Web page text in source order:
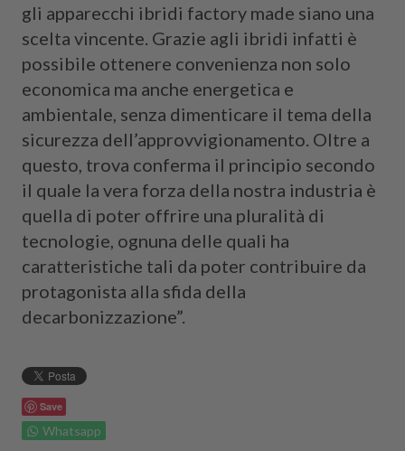
gli apparecchi ibridi factory made siano una
scelta vincente. Grazie agli ibridi infatti è
possibile ottenere convenienza non solo
economica ma anche energetica e
ambientale, senza dimenticare il tema della
sicurezza dell’approvvigionamento. Oltre a
questo, trova conferma il principio secondo
il quale la vera forza della nostra industria è
quella di poter offrire una pluralità di
tecnologie, ognuna delle quali ha
caratteristiche tali da poter contribuire da
protagonista alla sfida della
decarbonizzazione”.
Save
Whatsapp